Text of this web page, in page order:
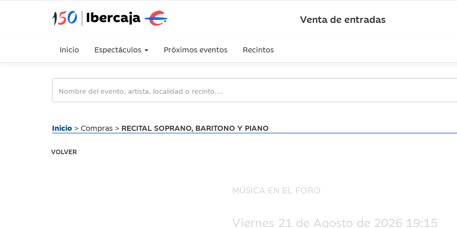
Venta de entradas
Inicio Espectáculos Próximos eventos Recintos
Inicio > Compras > RECITAL SOPRANO, BARITONO Y PIANO
VOLVER